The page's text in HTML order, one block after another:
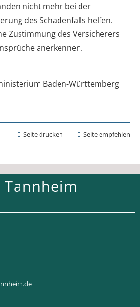
nicht mehr bei der
des Schadenfalls helfen.
Zustimmung des Versicherers
anerkennen.
Baden-Württemberg
Seite drucken Seite empfehlen